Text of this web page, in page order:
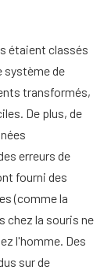
étaient classés
système de
transformés,
De plus, de
erreurs de
fourni des
(comme la
chez la souris ne
l'homme. Des
sur de